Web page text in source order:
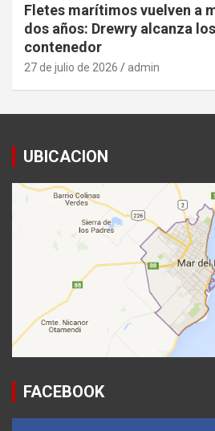
Fletes marítimos vuelven a
dos años: Drewry alcanza
contenedor
27 de julio de 2026 admin
UBICACION
FACEBOOK